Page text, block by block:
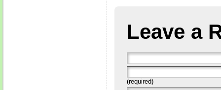
Leave a
(required)